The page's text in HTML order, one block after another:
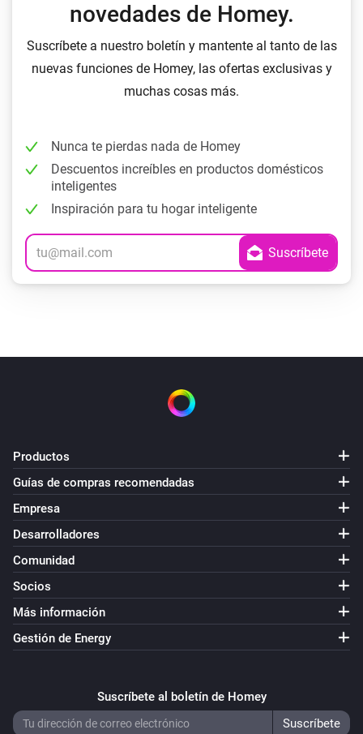
novedades de Homey.
Suscríbete a nuestro boletín y mantente al tanto de las
nuevas funciones de Homey, las ofertas exclusivas y
muchas cosas más.
Nunca te pierdas nada de Homey
Descuentos increíbles en productos domésticos
inteligentes
Inspiración para tu hogar inteligente
Productos
Guías de compras recomendadas
Empresa
Desarrolladores
Comunidad
Socios
Más información
Gestión de Energy
Suscríbete al boletín de Homey